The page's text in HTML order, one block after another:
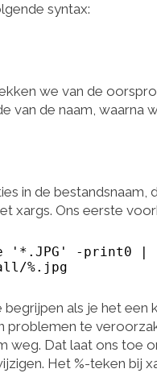
syntax:
we van de
van de naam, waarna
in de
xargs. Ons eerste
'*.JPG' -print0
%.jpg
als je het
problemen te
weg. Dat laat ons toe
Het %-teken bij